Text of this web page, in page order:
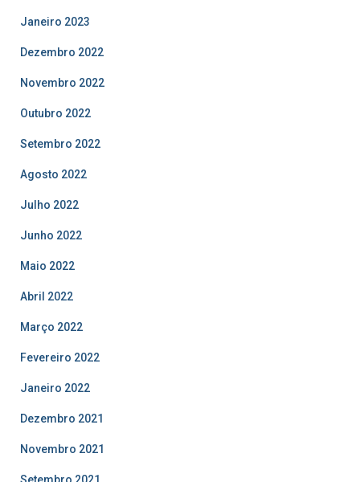
Janeiro 2023
Dezembro 2022
Novembro 2022
Outubro 2022
Setembro 2022
Agosto 2022
Julho 2022
Junho 2022
Maio 2022
Abril 2022
Março 2022
Fevereiro 2022
Janeiro 2022
Dezembro 2021
Novembro 2021